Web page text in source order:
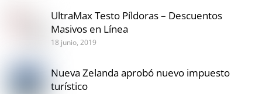
UltraMax Testo Píldoras – Descuentos
Masivos en Línea
18 junio, 2019
Nueva Zelanda aprobó nuevo impuesto
turístico